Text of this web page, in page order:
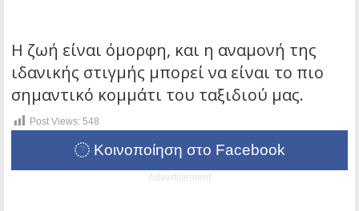
Η ζωή είναι όμορφη, και η αναμονή της
ιδανικής στιγμής μπορεί να είναι το πιο
σημαντικό κομμάτι του ταξιδιού μας.
Post Views: 548
Κοινοποίηση στο Facebook
Advertisement